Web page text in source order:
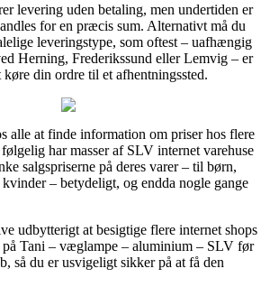
levering uden betaling, men undertiden er
for en præcis sum. Alternativt må du
leveringstype, som oftest – uafhængig
Herning, Frederikssund eller Lemvig – er
din ordre til et afhentningssted.
alle at finde information om priser hos flere
har masser af SLV internet varehuse
salgspriserne på deres varer – til børn,
– betydeligt, og endda nogle gange
udbytterigt at besigtige flere internet shops
Tani – væglampe – aluminium – SLV før
så du er usvigeligt sikker på at få den